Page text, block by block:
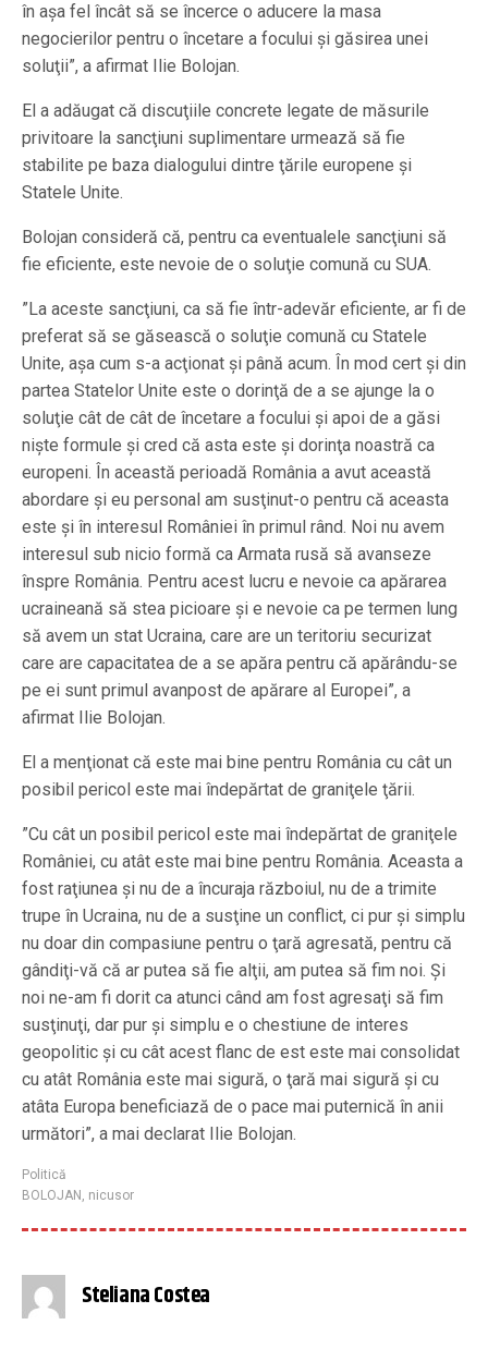
în aşa fel încât să se încerce o aducere la masa
negocierilor pentru o încetare a focului şi găsirea unei
soluţii”, a afirmat Ilie Bolojan.
El a adăugat că discuţiile concrete legate de măsurile
privitoare la sancţiuni suplimentare urmează să fie
stabilite pe baza dialogului dintre ţările europene şi
Statele Unite.
Bolojan consideră că, pentru ca eventualele sancţiuni să
fie eficiente, este nevoie de o soluţie comună cu SUA.
”La aceste sancţiuni, ca să fie într-adevăr eficiente, ar fi de
preferat să se găsească o soluţie comună cu Statele
Unite, aşa cum s-a acţionat şi până acum. În mod cert şi din
partea Statelor Unite este o dorinţă de a se ajunge la o
soluţie cât de cât de încetare a focului şi apoi de a găsi
nişte formule şi cred că asta este şi dorinţa noastră ca
europeni. În această perioadă România a avut această
abordare şi eu personal am susţinut-o pentru că aceasta
este şi în interesul României în primul rând. Noi nu avem
interesul sub nicio formă ca Armata rusă să avanseze
înspre România. Pentru acest lucru e nevoie ca apărarea
ucraineană să stea picioare şi e nevoie ca pe termen lung
să avem un stat Ucraina, care are un teritoriu securizat
care are capacitatea de a se apăra pentru că apărându-se
pe ei sunt primul avanpost de apărare al Europei”, a
afirmat Ilie Bolojan.
El a menţionat că este mai bine pentru România cu cât un
posibil pericol este mai îndepărtat de graniţele ţării.
”Cu cât un posibil pericol este mai îndepărtat de graniţele
României, cu atât este mai bine pentru România. Aceasta a
fost raţiunea şi nu de a încuraja războiul, nu de a trimite
trupe în Ucraina, nu de a susţine un conflict, ci pur şi simplu
nu doar din compasiune pentru o ţară agresată, pentru că
gândiţi-vă că ar putea să fie alţii, am putea să fim noi. Şi
noi ne-am fi dorit ca atunci când am fost agresaţi să fim
susţinuţi, dar pur şi simplu e o chestiune de interes
geopolitic şi cu cât acest flanc de est este mai consolidat
cu atât România este mai sigură, o ţară mai sigură şi cu
atâta Europa beneficiază de o pace mai puternică în anii
următori”, a mai declarat Ilie Bolojan.
Politică
BOLOJAN , nicusor
Steliana Costea